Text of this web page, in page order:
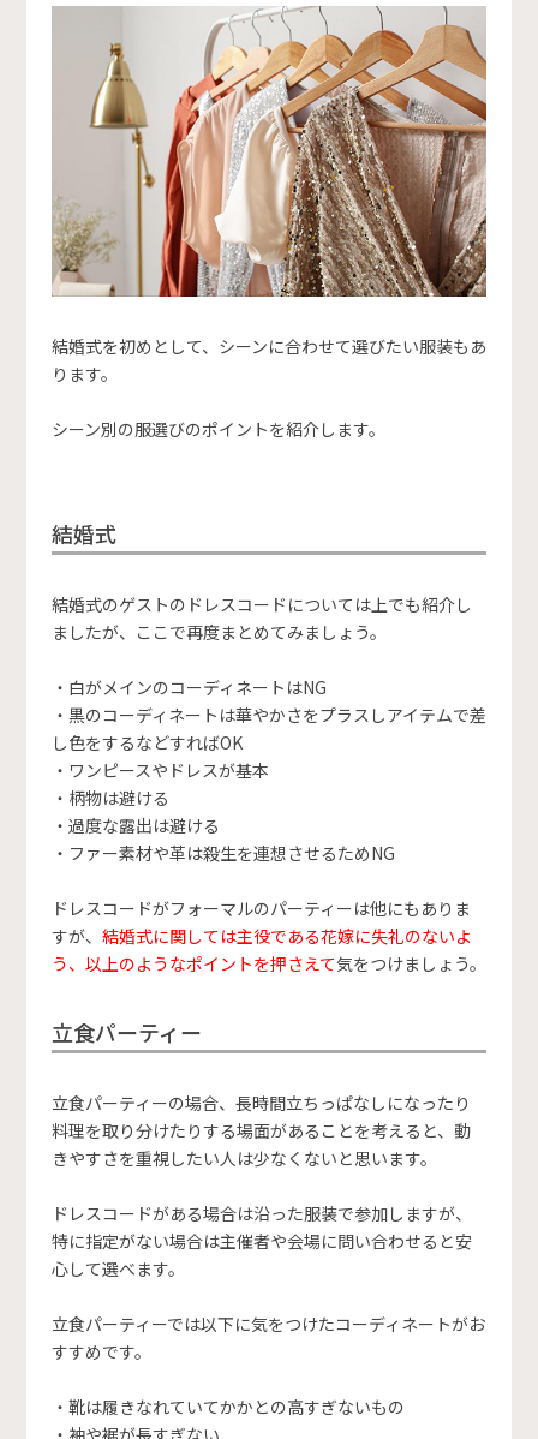
結婚式を初めとして、シーンに合わせて選びたい服装もあ
ります。
シーン別の服選びのポイントを紹介します。
結婚式
結婚式のゲストのドレスコードについては上でも紹介し
ましたが、ここで再度まとめてみましょう。
・白がメインのコーディネートはNG
・黒のコーディネートは華やかさをプラスしアイテムで差
し色をするなどすればOK
・ワンピースやドレスが基本
・柄物は避ける
・過度な露出は避ける
・ファー素材や革は殺生を連想させるためNG
ドレスコードがフォーマルのパーティーは他にもありま
すが、 結婚式に関しては主役である花嫁に失礼のないよ
う、以上のようなポイントを押さえて気をつけましょう。
立食パーティー
立食パーティーの場合、長時間立ちっぱなしになったり
料理を取り分けたりする場面があることを考えると、動
きやすさを重視したい人は少なくないと思います。
ドレスコードがある場合は沿った服装で参加しますが、
特に指定がない場合は主催者や会場に問い合わせると安
心して選べます。
立食パーティーでは以下に気をつけたコーディネートがお
すすめです。
・靴は履きなれていてかかとの高すぎないもの
・袖や裾が長すぎない